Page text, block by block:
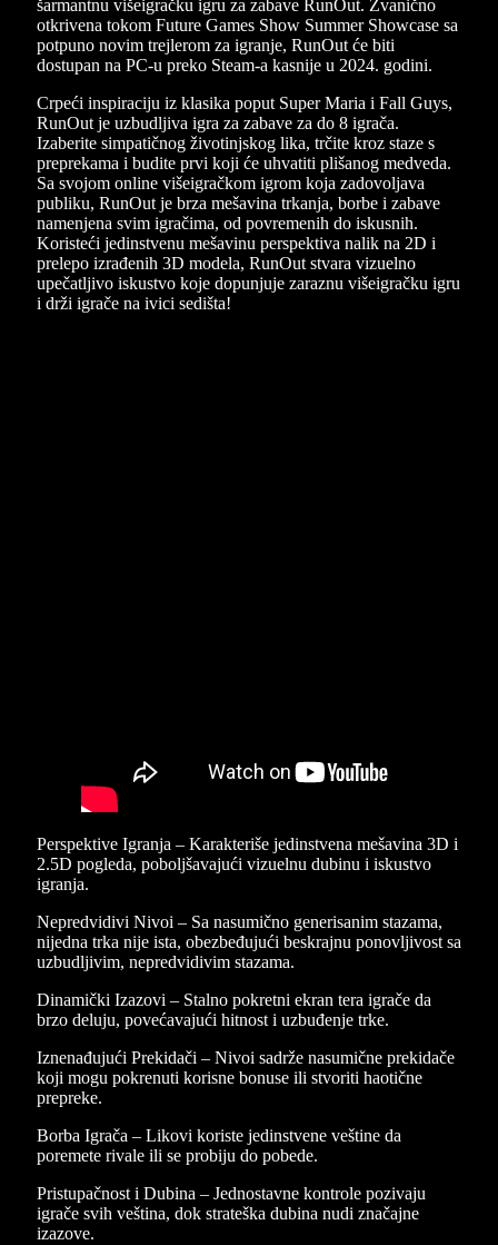
šarmantnu višeigračku igru za zabave RunOut. Zvanično
otkrivena tokom Future Games Show Summer Showcase sa
potpuno novim trejlerom za igranje, RunOut će biti
dostupan na PC-u preko Steam-a kasnije u 2024. godini.
Crpeći inspiraciju iz klasika poput Super Maria i Fall Guys,
RunOut je uzbudljiva igra za zabave za do 8 igrača.
Izaberite simpatičnog životinjskog lika, trčite kroz staze s
preprekama i budite prvi koji će uhvatiti plišanog medveda.
Sa svojom online višeigračkom igrom koja zadovoljava
publiku, RunOut je brza mešavina trkanja, borbe i zabave
namenjena svim igračima, od povremenih do iskusnih.
Koristeći jedinstvenu mešavinu perspektiva nalik na 2D i
prelepo izrađenih 3D modela, RunOut stvara vizuelno
upečatljivo iskustvo koje dopunjuje zaraznu višeigračku igru
i drži igrače na ivici sedišta!
Perspektive Igranja – Karakteriše jedinstvena mešavina 3D i
2.5D pogleda, poboljšavajući vizuelnu dubinu i iskustvo
igranja.
Nepredvidivi Nivoi – Sa nasumično generisanim stazama,
nijedna trka nije ista, obezbeđujući beskrajnu ponovljivost sa
uzbudljivim, nepredvidivim stazama.
Dinamički Izazovi – Stalno pokretni ekran tera igrače da
brzo deluju, povećavajući hitnost i uzbuđenje trke.
Iznenađujući Prekidači – Nivoi sadrže nasumične prekidače
koji mogu pokrenuti korisne bonuse ili stvoriti haotične
prepreke.
Borba Igrača – Likovi koriste jedinstvene veštine da
poremete rivale ili se probiju do pobede.
Pristupačnost i Dubina – Jednostavne kontrole pozivaju
igrače svih veština, dok strateška dubina nudi značajne
izazove.